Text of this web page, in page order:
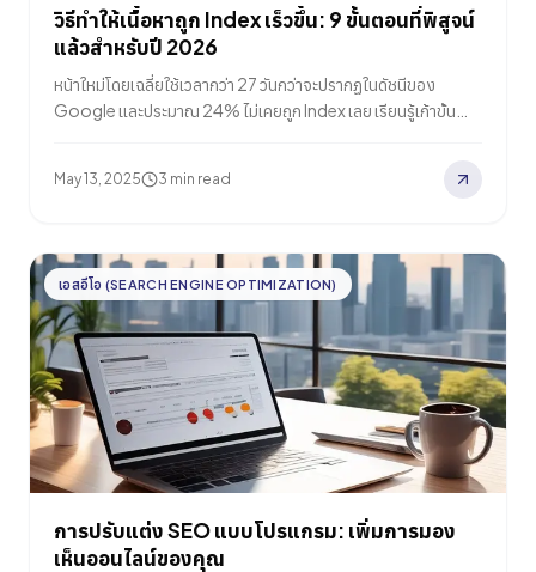
วิธีทำให้เนื้อหาถูก Index เร็วขึ้น: 9 ขั้นตอนที่พิสูจน์
แล้วสำหรับปี 2026
หน้าใหม่โดยเฉลี่ยใช้เวลากว่า 27 วันกว่าจะปรากฏในดัชนีของ
Google และประมาณ 24% ไม่เคยถูก Index เลย เรียนรู้เก้าขั้น
Indexed' และทำให้เนื้อหาที่ดีที่สุดของคุณได้รับการมองเห็นบน
May 13, 2025 3 min read
เอสอีโอ (SEARCH ENGINE OPTIMIZATION)
การปรับแต่ง SEO แบบโปรแกรม: เพิ่มการมอง
เห็นออนไลน์ของคุณ